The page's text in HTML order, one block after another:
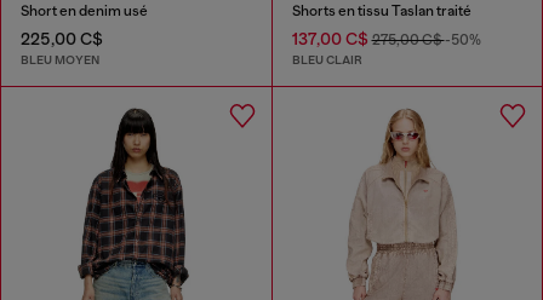
Short en denim usé
225,00 C$
BLEU MOYEN
Shorts en tissu Taslan traité
137,00 C$275,00 C$-50%
BLEU CLAIR